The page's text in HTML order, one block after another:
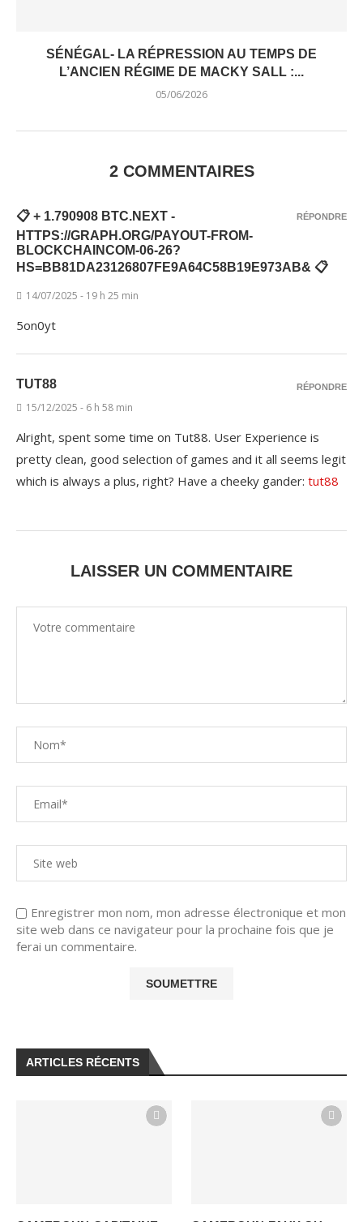
SÉNÉGAL- LA RÉPRESSION AU TEMPS DE
L’ANCIEN RÉGIME DE MACKY SALL :...
05/06/2026
2 COMMENTAIRES
📋 + 1.790908 BTC.NEXT -
HTTPS://GRAPH.ORG/PAYOUT-FROM-
BLOCKCHAINCOM-06-26?
HS=BB81DA23126807FE9A64C58B19E973AB& 📋
14/07/2025 - 19 h 25 min
5on0yt
RÉPONDRE
TUT88
15/12/2025 - 6 h 58 min
Alright, spent some time on Tut88. User Experience is
pretty clean, good selection of games and it all seems legit
which is always a plus, right? Have a cheeky gander: tut88
RÉPONDRE
LAISSER UN COMMENTAIRE
Enregistrer mon nom, mon adresse électronique et mon
site web dans ce navigateur pour la prochaine fois que je
ferai un commentaire.
ARTICLES RÉCENTS